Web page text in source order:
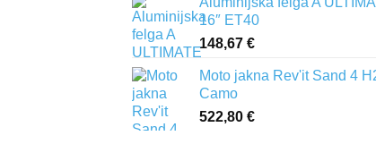
16″ ET40
148,67 €
Moto jakna Rev'it Sand 4
Camo
522,80 €